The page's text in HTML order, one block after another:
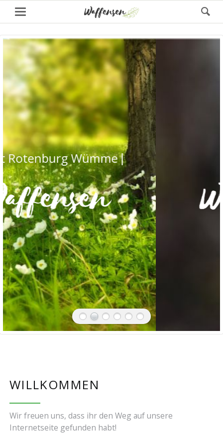
Stadt Roten
Stadt Rotenburg Wümme
WILLKOMMEN
Wir freuen uns, dass ihr den Weg auf unsere
Internetseite gefunden habt!